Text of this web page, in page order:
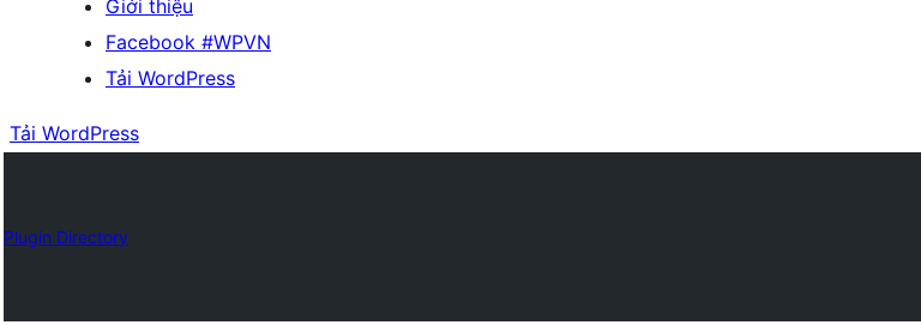
Giới thiệu
Facebook #WPVN
Tải WordPress
Tải WordPress
Plugin Directory